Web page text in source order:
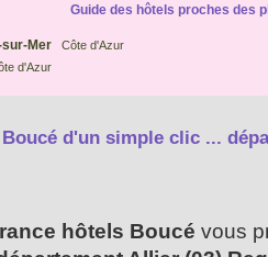
Guide des hôtels proches des
Mer Côte d'Azur
d'Azur
d'un simple clic ...
hôtels Boucé vous